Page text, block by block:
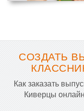
СОЗДАТЬ
Как заказать
Киверцы